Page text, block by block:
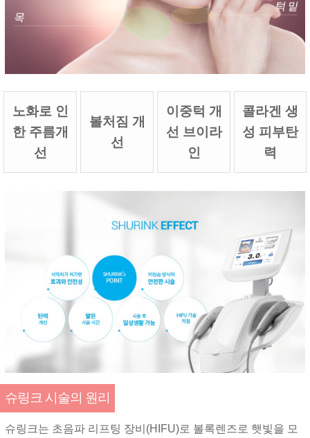
노화로 인
한 주름개
선
볼처짐 개
선
이중턱 개
선 브이라
인
콜라겐 생
성 피부탄
력
슈링크 시술의 원리
슈링크는 초음파 리프팅 장비(HIFU)로 볼록렌즈로 햇빛을 모